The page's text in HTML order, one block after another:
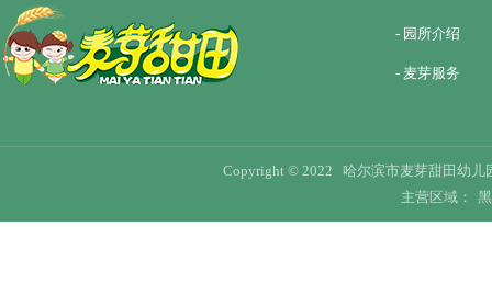
- 园所介绍
- 麦芽服务
Copyright © 2022 哈尔滨市麦芽甜田幼
主营区域：